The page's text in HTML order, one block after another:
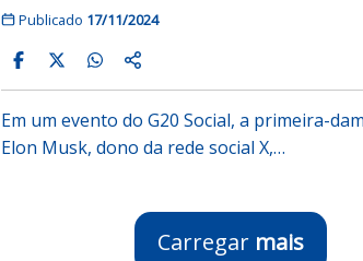
Publicado 17/11/2024
Em um evento do G20 Social, a primeira-
Elon Musk, dono da rede social X,…
Carregar mais